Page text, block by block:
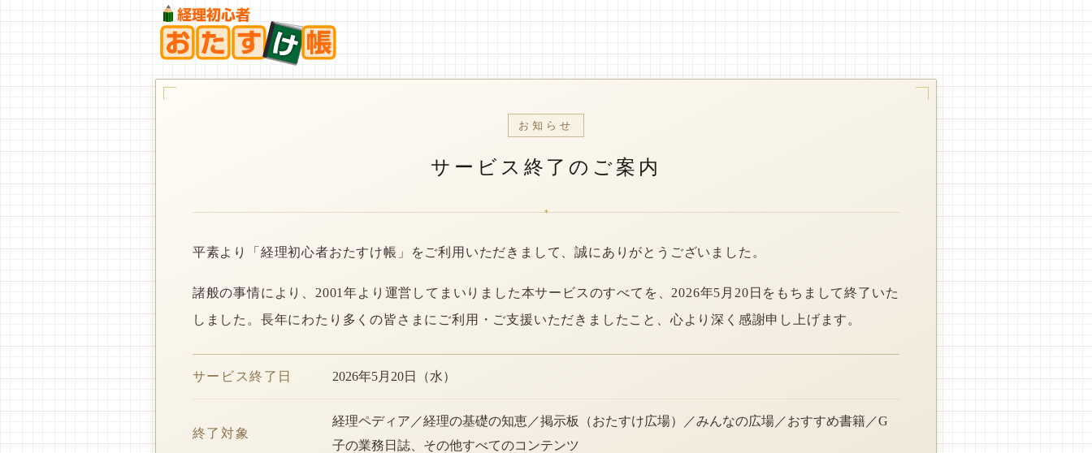
お知らせ
サービス終了のご案内
*
平素より「経理初心者おたすけ帳」をご利用いただきまして、誠にありがとうございました。
諸般の事情により、2001年より運営してまいりました本サービスのすべてを、2026年5月20日をもちまして終了いた
しました。長年にわたり多くの皆さまにご利用・ご支援いただきましたこと、心より深く感謝申し上げます。
サービス終了日 2026年5月20日（水）
終了対象
経理ペディア／経理の基礎の知恵／掲示板（おたすけ広場）／みんなの広場／おすすめ書籍／G
子の業務日誌、その他すべてのコンテンツ